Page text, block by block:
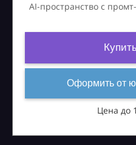
AI-пространство с
Оформить от
Цена до